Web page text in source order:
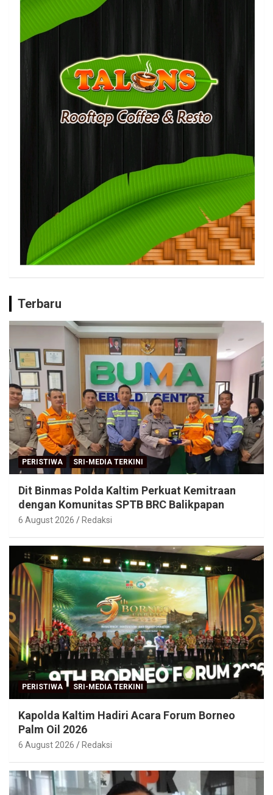
Terbaru
PERISTIWA SRI-MEDIA TERKINI
Dit Binmas Polda Kaltim Perkuat Kemitraan
dengan Komunitas SPTB BRC Balikpapan
6 August 2026 Redaksi
PERISTIWA SRI-MEDIA TERKINI
Kapolda Kaltim Hadiri Acara Forum Borneo
Palm Oil 2026
6 August 2026 Redaksi